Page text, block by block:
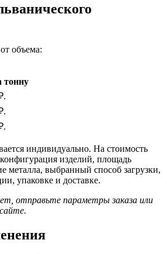
объема:
тонну
индивидуально. На стоимость
изделий, площадь
металла, выбранный способ загрузки,
упаковке и доставке.
отправьте параметры заказа или